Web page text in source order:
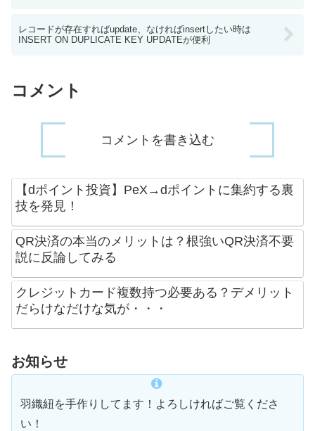
レコードが存在すればupdate、なければinsertしたい時は
INSERT ON DUPLICATE KEY UPDATEが便利
コメント
コメントを書き込む
【dポイント投資】PeX→dポイントに集約する裏
技を発見！
QR決済の本当のメリットは？根強いQR決済不要
説に反論してみる
クレジットカード複数持つ必要ある？デメリット
だらけなだけな気が・・・
お知らせ
羽織紐を手作りしてます！よろしければご覧くださ
い！